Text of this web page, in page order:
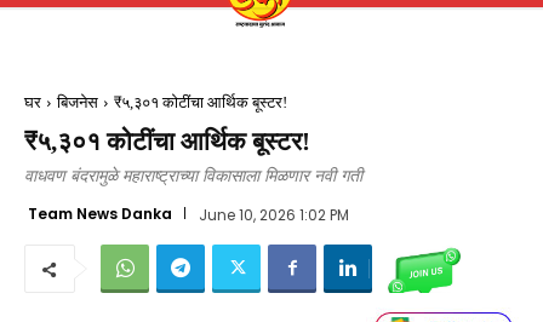
घर बिजनेस ₹५,३०१ कोटींचा आर्थिक बूस्टर!
₹५,३०१ कोटींचा आर्थिक बूस्टर!
वाधवण बंदरामुळे महाराष्ट्राच्या विकासाला मिळणार नवी गती
Team News Danka June 10, 2026 1:02 PM